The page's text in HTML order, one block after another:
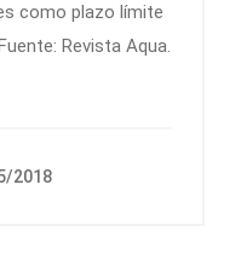
como plazo límite
Revista Aqua.
2018